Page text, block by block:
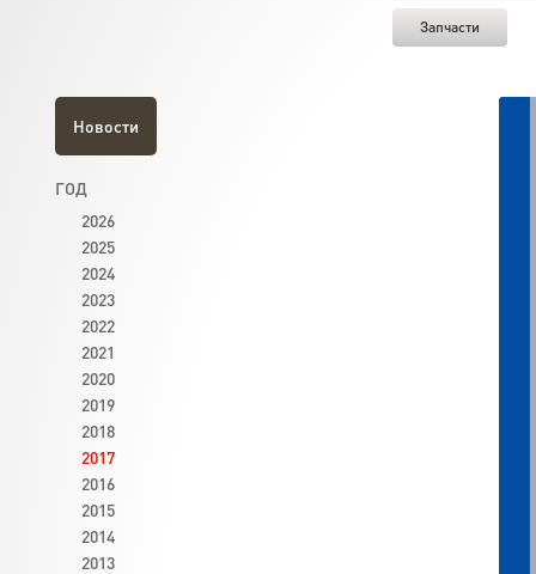
Запчасти
Новости
ГОД
2026
2025
2024
2023
2022
2021
2020
2019
2018
2017
2016
2015
2014
2013